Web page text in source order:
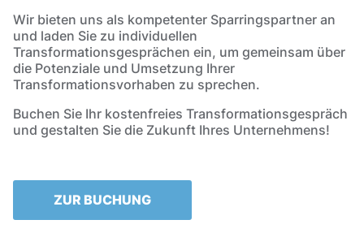
Wir bieten uns als kompetenter Sparringspartner an
und laden Sie zu individuellen
Transformationsgesprächen ein, um gemeinsam über
die Potenziale und Umsetzung Ihrer
Transformationsvorhaben zu sprechen.
Buchen Sie Ihr kostenfreies Transformationsgespräch
und gestalten Sie die Zukunft Ihres Unternehmens!
ZUR BUCHUNG